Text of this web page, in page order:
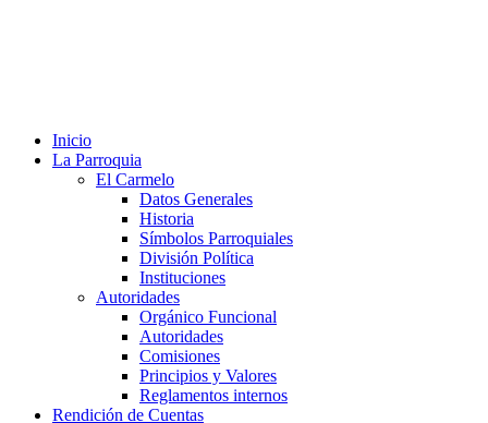
Inicio
La Parroquia
El Carmelo
Datos Generales
Historia
Símbolos Parroquiales
División Política
Instituciones
Autoridades
Orgánico Funcional
Autoridades
Comisiones
Principios y Valores
Reglamentos internos
Rendición de Cuentas